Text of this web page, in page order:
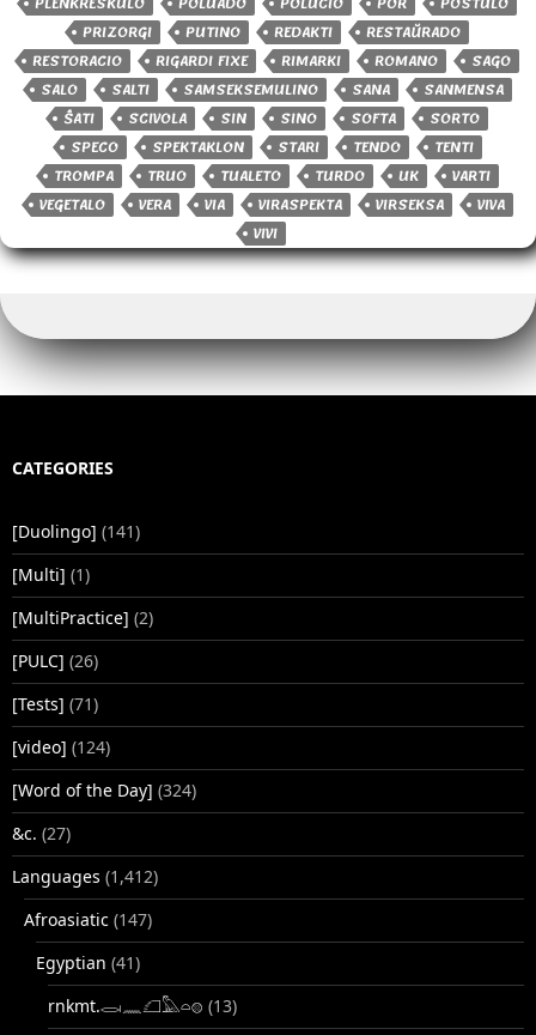
PRIZORGI
PUTINO REDAKTI
RESTAŬRADO
RESTORACIO
RIGARDI FIXE RIMARKI ROMANO
SAGO
SALO
SALTI SAMSEKSEMULINO SANA
SANMENSA
ŜATI
SCIVOLA SIN SINO SOFTA
SORTO
SPECO
SPEKTAKLON STARI TENDO
TENTI
TROMPA
TRUO TUALETO TURDO UK
VARTI
VEGETALO
VERA VIA VIRASPEKTA VIRSEKSA
VIVA
VIVI
CATEGORIES
[Duolingo] (141)
[Multi] (1)
[MultiPractice] (2)
[PULC] (26)
[Tests] (71)
[video] (124)
[Word of the Day] (324)
&c. (27)
Languages (1,412)
Afroasiatic (147)
Egyptian (41)
rnkmt.𓂋𓏺𓈖𓆎𓅓𓏏𓊖 (13)